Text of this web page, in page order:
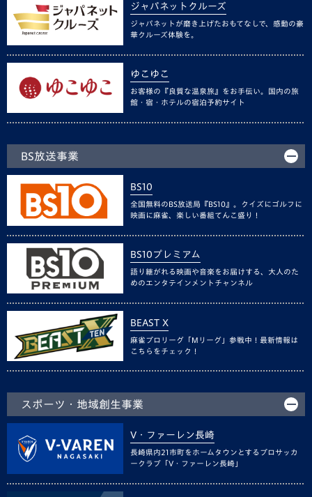
ジャパネットクルーズ
ジャパネットが磨き上げたおもてなしで、感動の豪
華クルーズ体験を。
ゆこゆこ
お客様の『良質な温泉旅』をお手伝い。国内の旅
館・宿・ホテルの宿泊予約サイト
BS放送事業
BS10
全国無料のBS放送局『BS10』。クイズにゴルフに
映画に麻雀、楽しい番組てんこ盛り！
BS10プレミアム
語り継がれる映画や音楽をお届けする、大人のた
めのエンタテインメントチャンネル
BEAST X
麻雀プロリーグ「Mリーグ」参戦中！最新情報は
こちらをチェック！
スポーツ・地域創生事業
V・ファーレン長崎
長崎県内21市町をホームタウンとするプロサッカ
ークラブ「V・ファーレン長崎」